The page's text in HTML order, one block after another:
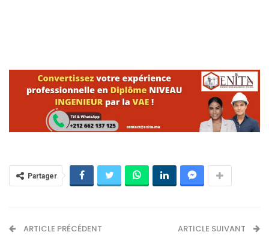
Partager
ARTICLE PRÉCÉDENT ARTICLE SUIVANT